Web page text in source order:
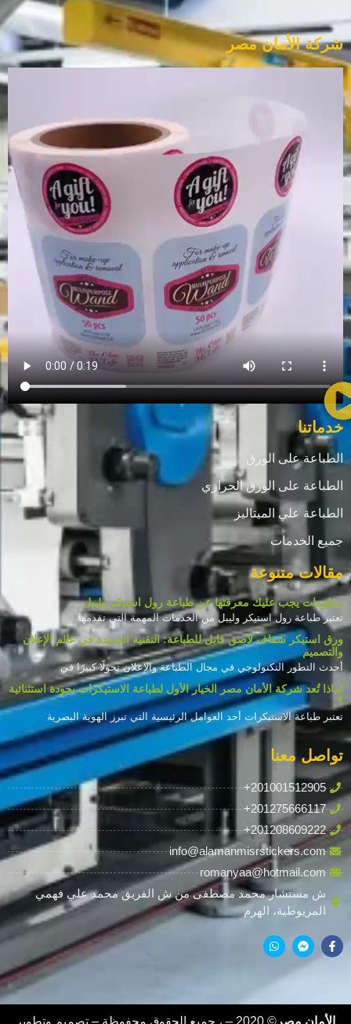
شركة الأمان مصر
خدماتنا
الطباعة على الورق
الطباعة على الورق الحراري
الطباعة علي الميتاليز
جميع الخدمات
مقالات متنوعة
معلومات يجب عليك معرفتها عن طباعة رول استيكر وليبل
تعتبر طباعة رول استيكر وليبل من الخدمات المهمة التي تقدمها
ورق استيكر شفاف لاصق قابل للطباعة: التقنية الجديدة في عالم الإعلان
والتصميم
أحدث التطور التكنولوجي في مجال الطباعة والإعلان تحولًا كبيرًا في
لماذا تُعد شركة الأمان مصر الخيار الأول لطباعة الاستيكرات بجودة استثنائية
؟
تعتبر طباعة الاستيكرات أحد العوامل الرئيسية التي تبرز الهوية البصرية
تواصل معنا
+201001512905
+201275666117
+201208609222
info@alamanmisrstickers.com
romanyaa@hotmail.com
ش مستشار محمد مصطفى من ش الفريق محمد علي فهمي
المريوطية، الهرم